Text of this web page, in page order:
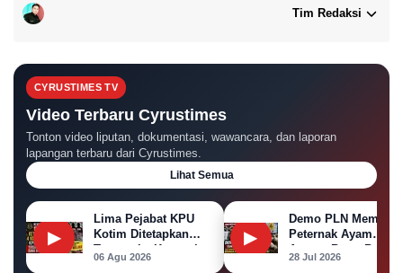
Tim Redaksi
CYRUSTIMES TV
Video Terbaru Cyrustimes
Tonton video liputan, dokumentasi, wawancara, dan laporan
lapangan terbaru dari Cyrustimes.
Lihat Semua
▶
Lima Pejabat KPU
Kotim Ditetapkan
Tersangka Korupsi
Dana Hibah Pilkada
06 Agu 2026
▶
Demo PLN
Peternak Ayam
Ancam Bawa
Ayam ke Kantor PLN
28 Jul 2026